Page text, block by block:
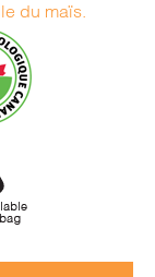
du maïs.